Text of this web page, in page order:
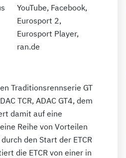
YouTube, Facebook,
Eurosport 2,
Eurosport Player,
ran.de
Traditionsrennserie GT
TCR, ADAC GT4, dem
damit auf eine
Reihe von Vorteilen
den Start der ETCR
die ETCR von einer in